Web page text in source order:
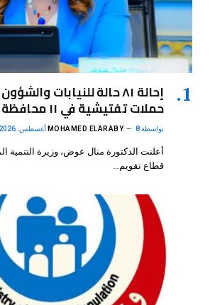
إحالة ٨١ حالة للنيابات
حملات تفتيشية في ١١ محافظة
بواسطة MOHAMED ELARABY 8 أغسطس، 2026
أعلنت الدكتورة منال عوض، وزيرة التنمية
قطاع تقويم…